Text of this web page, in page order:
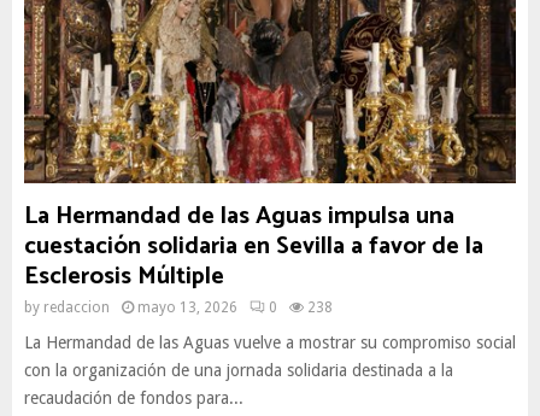
La Hermandad de las Aguas impulsa una
cuestación solidaria en Sevilla a favor de la
Esclerosis Múltiple
by redaccion mayo 13, 2026 0 238
La Hermandad de las Aguas vuelve a mostrar su compromiso social
con la organización de una jornada solidaria destinada a la
recaudación de fondos para...